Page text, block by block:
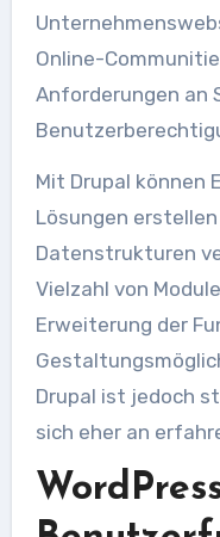
Online-
Anforderungen an
Mit Drupal können
Lösungen
Datenstrukturen
Vielzahl von
Erweiterung der
Drupal ist jedoch
sich eher an